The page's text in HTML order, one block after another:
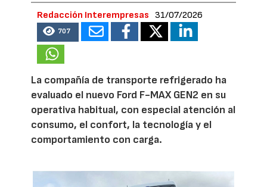
Redacción Interempresas 31/07/2026
707
La compañía de transporte refrigerado ha
evaluado el nuevo Ford F-MAX GEN2 en su
operativa habitual, con especial atención al
consumo, el confort, la tecnología y el
comportamiento con carga.